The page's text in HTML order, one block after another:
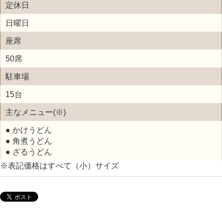
定休日
日曜日
座席
50席
駐車場
15台
主なメニュー(※)
● かけうどん
● 角煮うどん
● ざるうどん
※表記価格はすべて（小）サイズ